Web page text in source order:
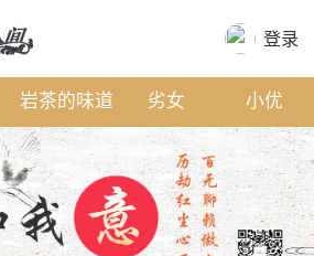
登录
岩茶的味道 劣女 小优